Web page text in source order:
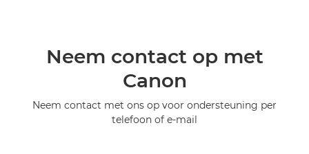
Neem contact op met
Canon
Neem contact met ons op voor ondersteuning per
telefoon of e-mail